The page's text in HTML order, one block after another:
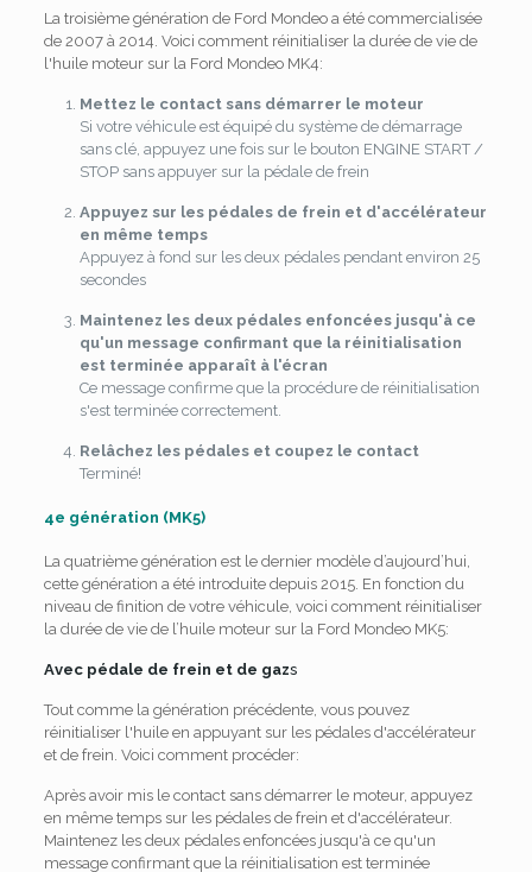
La troisième génération de Ford Mondeo a été commercialisée
de 2007 à 2014. Voici comment réinitialiser la durée de vie de
l'huile moteur sur la Ford Mondeo MK4:
Mettez le contact sans démarrer le moteur
Si votre véhicule est équipé du système de démarrage
sans clé, appuyez une fois sur le bouton ENGINE START /
STOP sans appuyer sur la pédale de frein
Appuyez sur les pédales de frein et d'accélérateur
en même temps
Appuyez à fond sur les deux pédales pendant environ 25
secondes
Maintenez les deux pédales enfoncées jusqu'à ce
qu'un message confirmant que la réinitialisation
est terminée apparaît à l'écran
Ce message confirme que la procédure de réinitialisation
s'est terminée correctement.
Relâchez les pédales et coupez le contact
Terminé!
4e génération (MK5)
La quatrième génération est le dernier modèle d’aujourd’hui,
cette génération a été introduite depuis 2015. En fonction du
niveau de finition de votre véhicule, voici comment réinitialiser
la durée de vie de l’huile moteur sur la Ford Mondeo MK5:
Avec pédale de frein et de gazs
Tout comme la génération précédente, vous pouvez
réinitialiser l'huile en appuyant sur les pédales d'accélérateur
et de frein. Voici comment procéder:
Après avoir mis le contact sans démarrer le moteur, appuyez
en même temps sur les pédales de frein et d'accélérateur.
Maintenez les deux pédales enfoncées jusqu'à ce qu'un
message confirmant que la réinitialisation est terminée